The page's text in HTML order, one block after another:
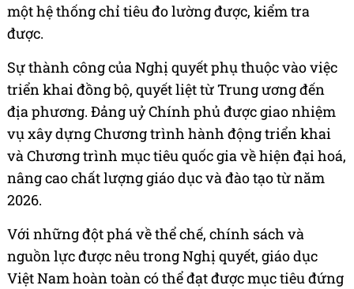
một hệ thống chỉ tiêu đo lường được, kiểm tra
được.
Sự thành công của Nghị quyết phụ thuộc vào việc
triển khai đồng bộ, quyết liệt từ Trung ương đến
địa phương. Đảng uỷ Chính phủ được giao nhiệm
vụ xây dựng Chương trình hành động triển khai
và Chương trình mục tiêu quốc gia về hiện đại hoá,
nâng cao chất lượng giáo dục và đào tạo từ năm
2026.
Với những đột phá về thể chế, chính sách và
nguồn lực được nêu trong Nghị quyết, giáo dục
Việt Nam hoàn toàn có thể đạt được mục tiêu đứng